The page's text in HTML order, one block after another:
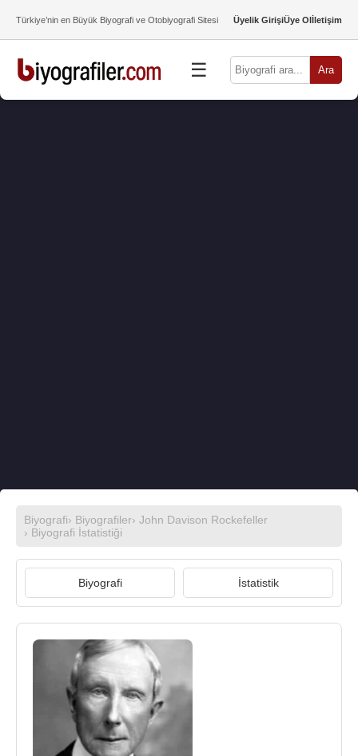
Türkiye’nin en Büyük Biyografi ve Otobiyografi Sitesi Üyelik GirişiÜye Olİletişim
☰ Ara
Biyografi› Biyografiler› John Davison Rockefeller
› Biyografi İstatistiği
Biyografi İstatistik